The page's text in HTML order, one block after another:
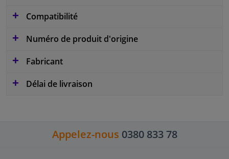
Compatibilité
Numéro de produit d'origine
Fabricant
Délai de livraison
Appelez-nous 0380 833 78